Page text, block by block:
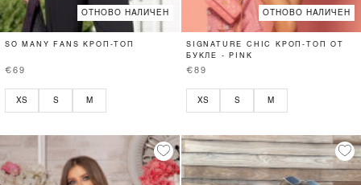
ОТНОВО НАЛИЧЕН
SO MANY FANS КРОП-ТОП
€69
XS S M
ОТНОВО НАЛИЧЕН
SIGNATURE CHIC КРОП-ТОП ОТ
БУКЛЕ - PINK
€89
XS S M